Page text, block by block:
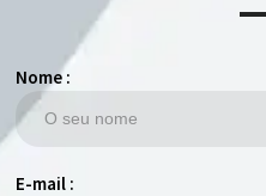
Nome :
E-mail :